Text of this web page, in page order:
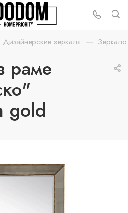
Дизайнерские зеркала —
раме
gold